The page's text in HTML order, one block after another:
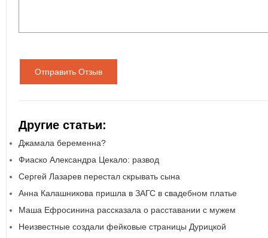
Отправить Отзыв
Другие статьи:
Джамала беременна?
Фиаско Александра Цекало: развод
Сергей Лазарев перестал скрывать сына
Анна Калашникова пришла в ЗАГС в свадебном платье
Маша Ефросинина рассказала о расставании с мужем
Неизвестные создали фейковые страницы Дурицкой